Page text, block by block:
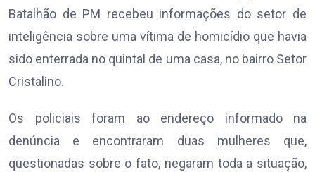
Batalhão de PM recebeu informações do setor de
inteligência sobre uma vítima de homicídio que havia
sido enterrada no quintal de uma casa, no bairro Setor
Cristalino.
Os policiais foram ao endereço informado na
denúncia e encontraram duas mulheres que,
questionadas sobre o fato, negaram toda a situação,